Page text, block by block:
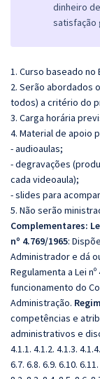
dinheiro
satisfação
1. Curso baseado no
2. Serão abordados
todos) a critério do
3. Carga horária
4. Material de apoio
- audioaulas;
- degravações
cada videoaula);
- slides para
5. Não serão
Complementares:
nº 4.769/1965:
Administrador e dá
Regulamenta a Lei
funcionamento do
Administração.
competências e
administrativos e
4.1.1. 4.1.2. 4.1.3.
6.7. 6.8. 6.9. 6.10.